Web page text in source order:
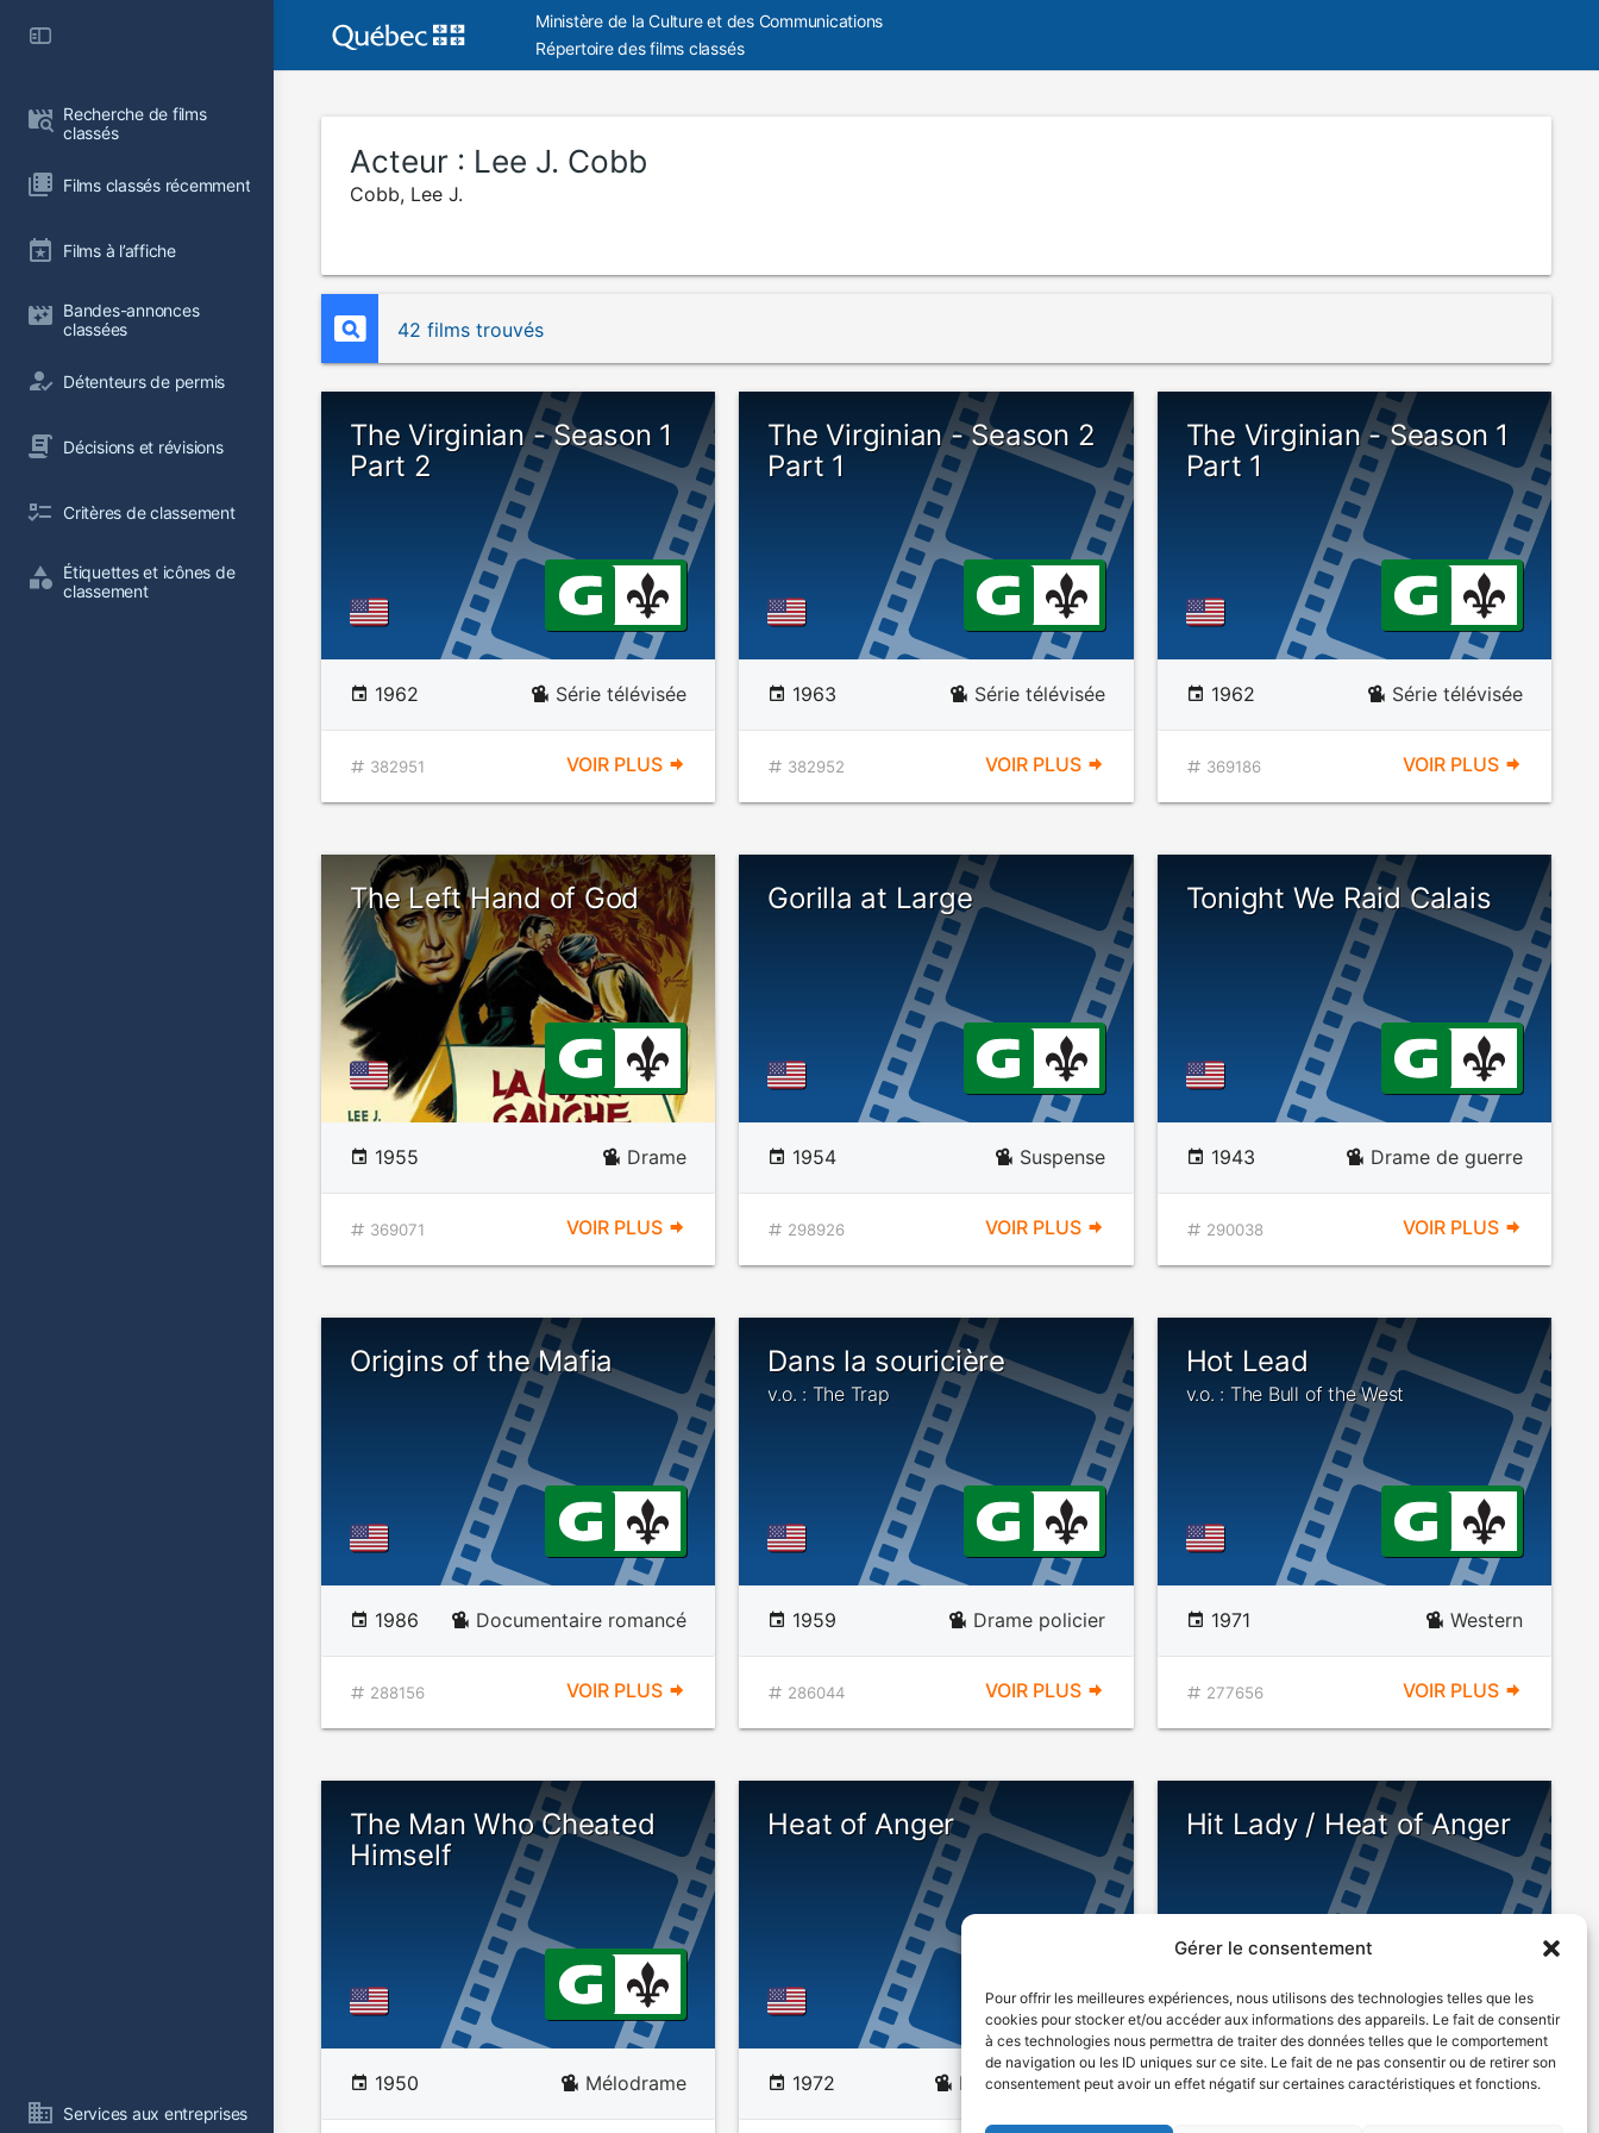
Gérer le consentement
Pour offrir les meilleures expériences, nous utilisons des technologies telles que les
cookies pour stocker et/ou accéder aux informations des appareils. Le fait de consentir
à ces technologies nous permettra de traiter des données telles que le comportement
de navigation ou les ID uniques sur ce site. Le fait de ne pas consentir ou de retirer son
consentement peut avoir un effet négatif sur certaines caractéristiques et fonctions.
Recherche de films
classés
Films classés récemment
Films à l’affiche
Bandes-annonces
classées
Détenteurs de permis
Décisions et révisions
Critères de classement
Étiquettes et icônes de
classement
Services aux entreprises
Ministère de la Culture et des Communications
Répertoire des films classés
Acteur : Lee J. Cobb
Cobb, Lee J.
42 films trouvés
The Virginian - Season 1
Part 2
1962 Série télévisée
382951 VOIR PLUS
The Virginian - Season 2
Part 1
1963 Série télévisée
382952 VOIR PLUS
The Virginian - Season 1
Part 1
1962 Série télévisée
369186 VOIR PLUS
The Left Hand of God
1955 Drame
369071 VOIR PLUS
Gorilla at Large
1954 Suspense
298926 VOIR PLUS
Tonight We Raid Calais
1943 Drame de guerre
290038 VOIR PLUS
Origins of the Mafia
1986 Documentaire romancé
288156 VOIR PLUS
Dans la souricière
v.o. : The Trap
1959 Drame policier
286044 VOIR PLUS
Hot Lead
v.o. : The Bull of the West
1971 Western
277656 VOIR PLUS
The Man Who Cheated
Himself
1950 Mélodrame
Heat of Anger
1972 Drame judiciaire
Hit Lady / Heat of Anger
ENFANTS
1974 Drame judiciaire